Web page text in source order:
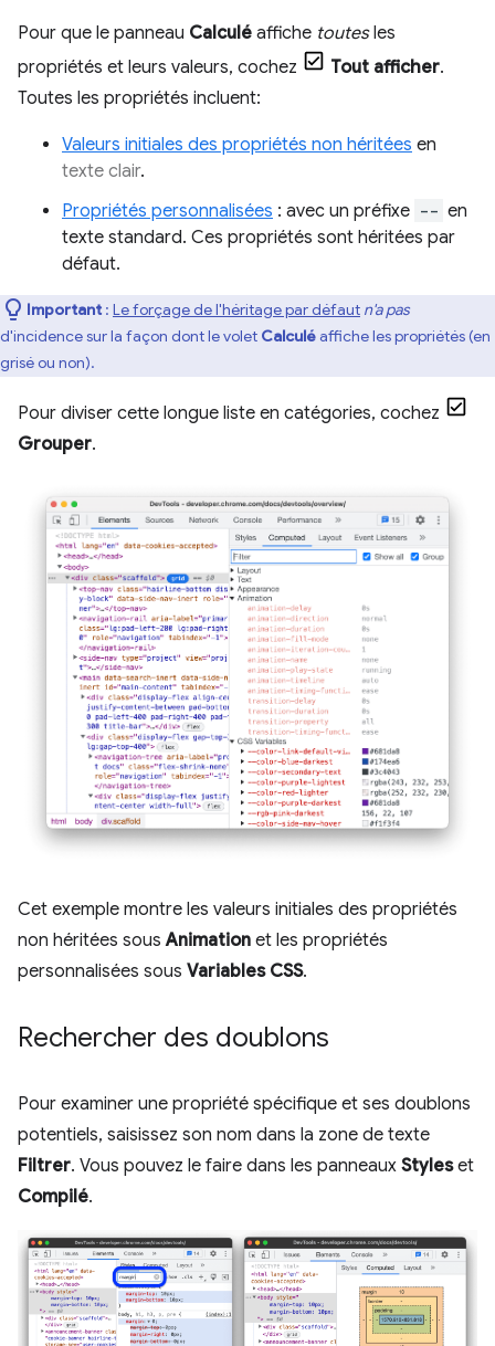
Pour que le panneau Calculé affiche toutesles
propriétés et leurs valeurs, cochez
Tout afficher.
Toutes les propriétés incluent:
Valeurs initiales des propriétés non héritées en
texte clair.
Propriétés personnalisées : avec un préfixe -- en
texte standard. Ces propriétés sont héritées par
défaut.
Important : Le forçage de l'héritage par défaut n'a pas
d'incidence sur la façon dont le volet Calculéaffiche les propriétés (en
grisé ou non).
Pour diviser cette longue liste en catégories, cochez
Grouper.
Cet exemple montre les valeurs initiales des propriétés
non héritées sousAnimation et les propriétés
personnalisées sous Variables CSS.
Rechercher des doublons
Pour examiner une propriété spécifique et ses doublons
potentiels, saisissez son nom dans la zone de texte
Filtrer. Vous pouvez le faire dans les panneaux Styleset
Compilé.